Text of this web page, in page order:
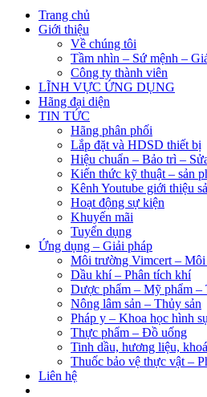
Trang chủ
Giới thiệu
Về chúng tôi
Tầm nhìn – Sứ mệnh –
Công ty thành viên
LĨNH VỰC ỨNG DỤNG
Hãng đại diện
TIN TỨC
Hãng phân phối
Lắp đặt và HDSD thiết bị
Hiệu chuẩn – Bảo trì –
Kiến thức kỹ thuật – sản
Kênh Youtube giới thiệu
Hoạt động sự kiện
Khuyến mãi
Tuyển dụng
Ứng dụng – Giải pháp
Môi trường Vimcert –
Dầu khí – Phân tích khí
Dược phẩm – Mỹ phẩm –
Nông lâm sản – Thủy sản
Pháp y – Khoa học hình
Thực phẩm – Đồ uống
Tinh dầu, hương liệu,
Thuốc bảo vệ thực vật –
Liên hệ